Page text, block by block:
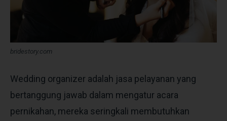
bridestory.com
Wedding organizer adalah jasa pelayanan yang
bertanggung jawab dalam mengatur acara
pernikahan, mereka seringkali membutuhkan